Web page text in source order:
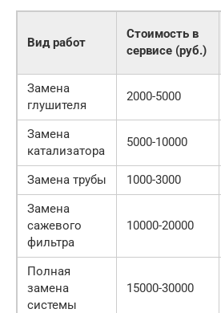
Вид работ
Стоимость в
сервисе (руб.)
Замена
глушителя
2000-5000
Замена
катализатора
5000-10000
Замена трубы 1000-3000
Замена
сажевого
фильтра
10000-20000
Полная
замена
системы
15000-30000